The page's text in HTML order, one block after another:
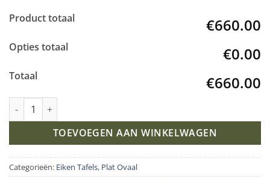
Product totaal €660.00
Opties totaal €0.00
Totaal €660.00
Eiken plat ovale tafel met Kik-Poten aantal
TOEVOEGEN AAN WINKELWAGEN
Categorieën: Eiken Tafels, Plat Ovaal